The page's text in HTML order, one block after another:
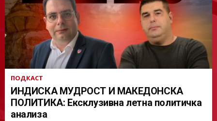
ПОДКАСТ
ИНДИСКА МУДРОСТ И МАКЕДОНСКА
ПОЛИТИКА: Ексклузивна летна политичка
анализа